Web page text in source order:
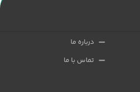
درباره ما
تماس با ما